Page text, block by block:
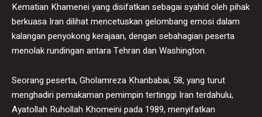
Kematian Khamenei yang disifatkan sebagai syahid oleh pihak
berkuasa Iran dilihat mencetuskan gelombang emosi dalam
kalangan penyokong kerajaan, dengan sebahagian peserta
menolak rundingan antara Tehran dan Washington.
Seorang peserta, Gholamreza Khanbabai, 58, yang turut
menghadiri pemakaman pemimpin tertinggi Iran terdahulu,
Ayatollah Ruhollah Khomeini pada 1989, menyifatkan